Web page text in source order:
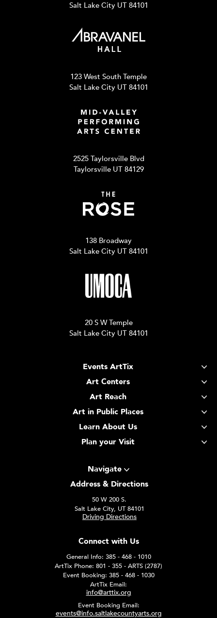
Salt Lake City UT 84101
123 West South Temple
Salt Lake City UT 84101
2525 Taylorsville Blvd
Taylorsville UT 84129
138 Broadway
Salt Lake City UT 84101
20 S W Temple
Salt Lake City UT 84101
Events ArtTix
Art Centers
Art Reach
Art in Public Places
Learn About Us
Plan your Visit
Navigate
Address & Directions
50 W 200 S.
Salt Lake City, UT 84101
Driving Directions
Connect with Us
General Info: 385 - 468 - 1010
ArtTix Phone: 801 - 355 - ARTS (2787)
Event Booking: 385 - 468 - 1030
ArtTix Email:
info@arttix.org
Event Booking Email:
events@info.saltlakecountyarts.org